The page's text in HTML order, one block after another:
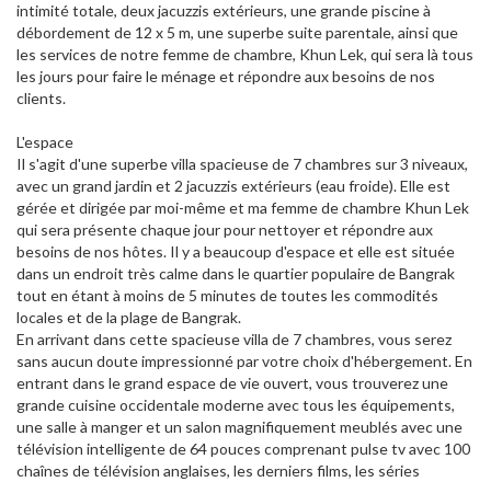
intimité totale, deux jacuzzis extérieurs, une grande piscine à
débordement de 12 x 5 m, une superbe suite parentale, ainsi que
les services de notre femme de chambre, Khun Lek, qui sera là tous
les jours pour faire le ménage et répondre aux besoins de nos
clients.
L'espace
Il s'agit d'une superbe villa spacieuse de 7 chambres sur 3 niveaux,
avec un grand jardin et 2 jacuzzis extérieurs (eau froide). Elle est
gérée et dirigée par moi-même et ma femme de chambre Khun Lek
qui sera présente chaque jour pour nettoyer et répondre aux
besoins de nos hôtes. Il y a beaucoup d'espace et elle est située
dans un endroit très calme dans le quartier populaire de Bangrak
tout en étant à moins de 5 minutes de toutes les commodités
locales et de la plage de Bangrak.
En arrivant dans cette spacieuse villa de 7 chambres, vous serez
sans aucun doute impressionné par votre choix d'hébergement. En
entrant dans le grand espace de vie ouvert, vous trouverez une
grande cuisine occidentale moderne avec tous les équipements,
une salle à manger et un salon magnifiquement meublés avec une
télévision intelligente de 64 pouces comprenant pulse tv avec 100
chaînes de télévision anglaises, les derniers films, les séries